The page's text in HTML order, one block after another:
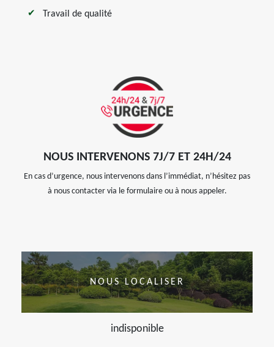
Travail de qualité
NOUS INTERVENONS 7J/7 ET 24H/24
En cas d’urgence, nous intervenons dans l’immédiat, n’hésitez pas
à nous contacter via le formulaire ou à nous appeler.
NOUS LOCALISER
indisponible